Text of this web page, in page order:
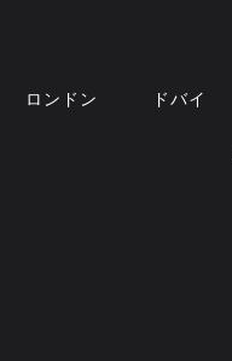
ロンドン ドバイ